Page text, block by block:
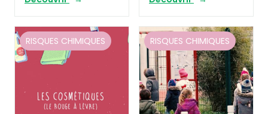
RISQUES CHIMIQUES RISQUES CHIMIQUES